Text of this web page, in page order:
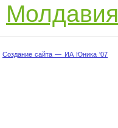
Молдавия
Создание сайта — ИА Юника '07